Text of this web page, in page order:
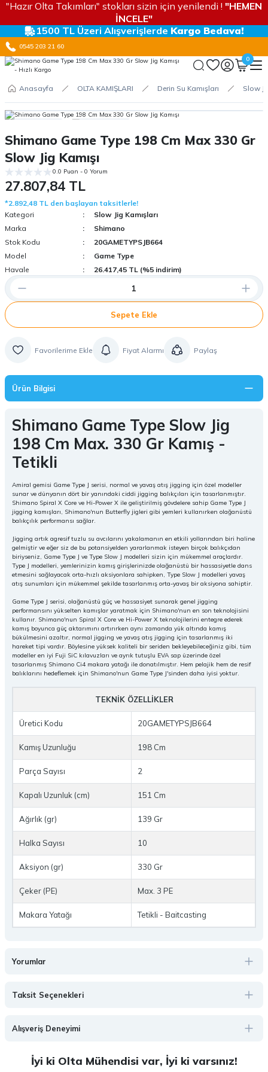
"Hazır Olta Takımları" stokları sizin için yenilendi ! "HEMEN
İNCELE"
1500 TL Üzeri Alışverişlerde Kargo Bedava!
0545 203 21 60
0
Anasayfa OLTA KAMIŞLARI Derin Su Kamışları Slow
Shimano Game Type 198 Cm Max 330 Gr
Slow Jig Kamışı
0.0 Puan - 0 Yorum
27.807,84 TL
*2.892,48 TL den başlayan taksitlerle!
Kategori
Slow Jig Kamışları
Marka
Shimano
Stok Kodu
20GAMETYPSJB664
Model
Game Type
Havale
26.417,45 TL (%5 indirim)
Sepete Ekle
Fiyat Alarmı Paylaş
Ürün Bilgisi
Shimano Game Type Slow Jig
198 Cm Max. 330 Gr Kamış -
Tetikli
Amiral gemisi Game Type J serisi, normal ve yavaş atış jigging için özel modeller
sunar ve dünyanın dört bir yanındaki ciddi jigging balıkçıları için tasarlanmıştır.
Shimano Spiral X Core ve Hi-Power X ile geliştirilmiş gövdelere sahip Game Type J
jigging kamışları, Shimano'nun Butterfly jigleri gibi yemleri kullanırken olağanüstü
balıkçılık performansı sağlar.
Jigging artık agresif tuzlu su avcılarını yakalamanın en etkili yollarından biri haline
gelmiştir ve eğer siz de bu potansiyelden yararlanmak isteyen birçok balıkçıdan
biriyseniz, Game Type J ve Type Slow J modelleri sizin için mükemmel araçlardır.
Type J modelleri, yemlerinizin kamış girişlerinizde olağanüstü bir hassasiyetle dans
etmesini sağlayacak orta-hızlı aksiyonlara sahipken, Type Slow J modelleri yavaş
atış sunumları için mükemmel şekilde tasarlanmış orta-yavaş bir aksiyona sahiptir.
Game Type J serisi, olağanüstü güç ve hassasiyet sunarak genel jigging
performansını yükselten kamışlar yaratmak için Shimano'nun en son teknolojisini
kullanır. Shimano'nun Spiral X Core ve Hi-Power X teknolojilerini entegre ederek
kamış boyunca güç aktarımını artırırken aynı zamanda yük altında kamış
bükülmesini azaltır, normal jigging ve yavaş atış jigging için tasarlanmış iki
hareket tipi vardır. Böylesine yüksek kaliteli bir seriden bekleyebileceğiniz gibi, tüm
modeller en iyi Fuji SiC kılavuzları ve ayrık tutuşlu EVA sap üzerinde özel
tasarlanmış Shimano Ci4 makara yatağı ile donatılmıştır. Hem pelajik hem de resif
balıklarını hedeflemek için Shimano'nun Game Type J'sinden daha iyisi yoktur.
TEKNİK ÖZELLİKLER
Üretici Kodu 20GAMETYPSJB664
Kamış Uzunluğu 198 Cm
Parça Sayısı 2
Kapalı Uzunluk (cm) 151 Cm
Ağırlık (gr) 139 Gr
Halka Sayısı 10
Aksiyon (gr) 330 Gr
Çeker (PE) Max. 3 PE
Makara Yatağı Tetikli - Baitcasting
Yorumlar
Taksit Seçenekleri
Alışveriş Deneyimi
İyi ki Olta Mühendisi var, İyi ki varsınız!